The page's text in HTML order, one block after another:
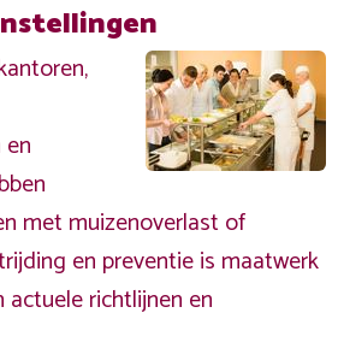
met muizenoverlast of
en preventie is maatwerk
richtlijnen en